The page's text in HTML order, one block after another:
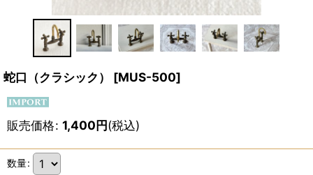
蛇口（クラシック） [MUS-500]
販売価格: 1,400円(税込)
数量: